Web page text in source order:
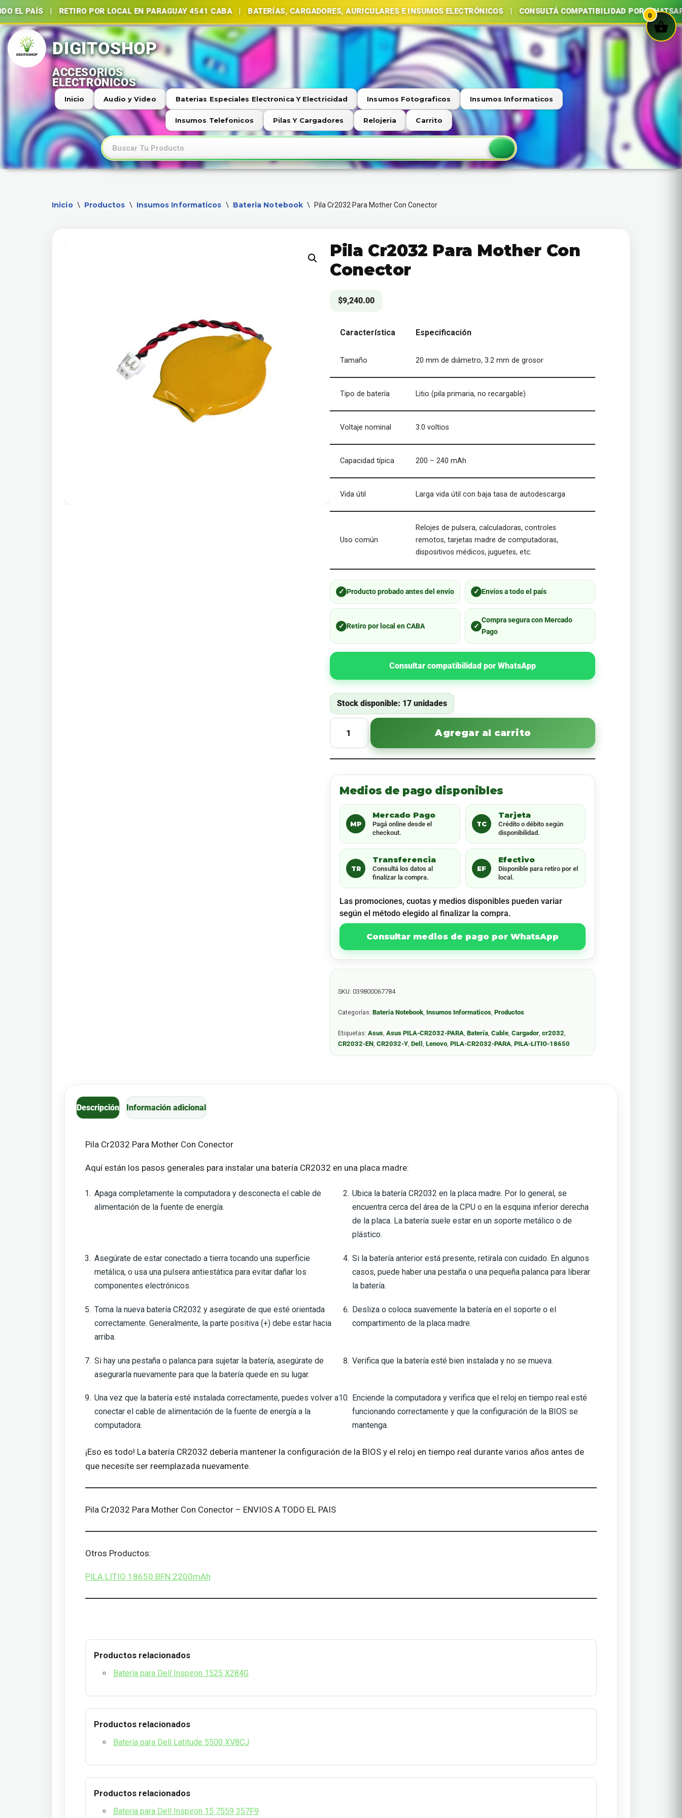
POR LOCAL EN PARAGUAY 4541 CABA | BATERÍAS, CARGADORES, AURICULARES E INSUMOS ELECTRÓNICOS | CONSULTÁ COMPATIBILIDAD POR WHATSAPP |
Ir
al
contenido
Inicio Audio y Video Baterias Especiales Electronica Y Electricidad Insumos Fotograficos Insumos Informaticos
Insumos Telefonicos Pilas Y Cargadores Relojeria Carrito
Inicio \ Productos \ Insumos Informaticos \ Bateria Notebook \ Pila Cr2032 Para Mother Con Conector
Pila Cr2032 Para Mother Con
Conector
$9,240.00
Característica Especificación
Tamaño 20 mm de diámetro, 3.2 mm de grosor
Tipo de batería Litio (pila primaria, no recargable)
Voltaje nominal 3.0 voltios
Capacidad típica 200 – 240 mAh
Vida útil Larga vida útil con baja tasa de autodescarga
Uso común
Relojes de pulsera, calculadoras, controles
remotos, tarjetas madre de computadoras,
dispositivos médicos, juguetes, etc.
✓ Producto probado antes del envío ✓ Envíos a todo el país
✓ Retiro por local en CABA ✓
Compra segura con Mercado
Pago
Consultar compatibilidad por WhatsApp
Stock disponible: 17 unidades
Agregar al carrito
Medios de pago disponibles
MP
Mercado Pago
Pagá online desde el
checkout.
TC
Tarjeta
Crédito o débito según
disponibilidad.
TR
Transferencia
Consultá los datos al
finalizar la compra.
EF
Efectivo
Disponible para retiro por el
local.
Las promociones, cuotas y medios disponibles pueden variar
según el método elegido al finalizar la compra.
Consultar medios de pago por WhatsApp
SKU:039800067784
Categorías:Bateria Notebook, Insumos Informaticos,Productos
Etiquetas:Asus,Asus PILA-CR2032-PARA,Batería,Cable,Cargador,cr2032,
CR2032-EN,CR2032-Y,Dell,Lenovo,PILA-CR2032-PARA,PILA-LITIO-18650
Descripción Información adicional
Pila Cr2032 Para Mother Con Conector
Aquí están los pasos generales para instalar una batería CR2032 en una placa madre:
Apaga completamente la computadora y desconecta el cable de
alimentación de la fuente de energía.
Ubica la batería CR2032 en la placa madre. Por lo general, se
encuentra cerca del área de la CPU o en la esquina inferior derecha
de la placa. La batería suele estar en un soporte metálico o de
plástico.
Asegúrate de estar conectado a tierra tocando una superficie
metálica, o usa una pulsera antiestática para evitar dañar los
componentes electrónicos.
Si la batería anterior está presente, retírala con cuidado. En algunos
casos, puede haber una pestaña o una pequeña palanca para liberar
la batería.
Toma la nueva batería CR2032 y asegúrate de que esté orientada
correctamente. Generalmente, la parte positiva (+) debe estar hacia
arriba.
Desliza o coloca suavemente la batería en el soporte o el
compartimento de la placa madre.
Si hay una pestaña o palanca para sujetar la batería, asegúrate de
asegurarla nuevamente para que la batería quede en su lugar.
Verifica que la batería esté bien instalada y no se mueva.
Una vez que la batería esté instalada correctamente, puedes volver a
conectar el cable de alimentación de la fuente de energía a la
computadora.
Enciende la computadora y verifica que el reloj en tiempo real esté
funcionando correctamente y que la configuración de la BIOS se
mantenga.
¡Eso es todo! La batería CR2032 debería mantener la configuración de la BIOS y el reloj en tiempo real durante varios años antes de
que necesite ser reemplazada nuevamente.
Pila Cr2032 Para Mother Con Conector – ENVIOS A TODO EL PAIS
Otros Productos:
PILA LITIO 18650 BFN 2200mAh
Productos relacionados
Batería para Dell Inspiron 1525 X284G
Productos relacionados
Batería para Dell Latitude 5500 XV8CJ
Productos relacionados
Bateria para Dell Inspiron 15 7559 357F9
0